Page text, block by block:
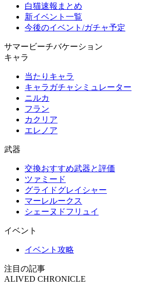
白猫速報まとめ
新イベント一覧
今後のイベント/ガチャ予定
サマービーチバケーション
キャラ
当たりキャラ
キャラガチャシミュレーター
ニルカ
フラン
カクリア
エレノア
武器
交換おすすめ武器と評価
ツァミード
グライドグレイシャー
マーレルークス
シェーヌドフリュイ
イベント
イベント攻略
注目の記事
ALIVED CHRONICLE